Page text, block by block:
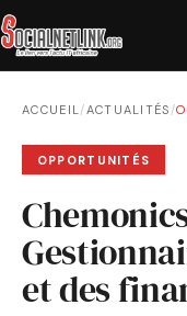
ACCUEIL/ACTUALITÉS /
OPPORTUNITÉS
et des